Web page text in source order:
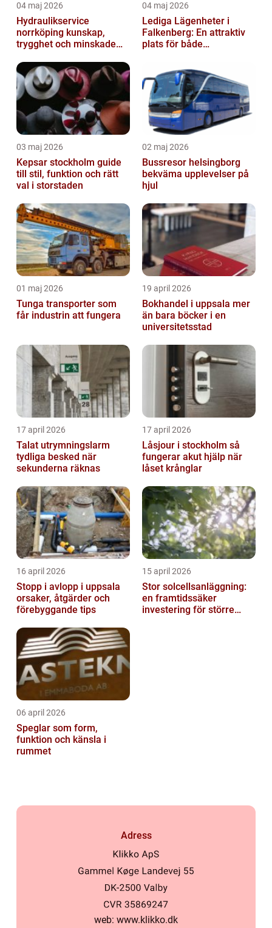
04 maj 2026
Hydraulikservice
norrköping kunskap,
trygghet och minskade
04 maj 2026
Lediga Lägenheter i
Falkenberg: En attraktiv
plats för både
semesterfirare
03 maj 2026
Kepsar stockholm guide
till stil, funktion och rätt
val i storstaden
02 maj 2026
Bussresor helsingborg
bekväma upplevelser på
hjul
01 maj 2026
Tunga transporter som
får industrin att fungera
19 april 2026
Bokhandel i uppsala mer
än bara böcker i en
universitetsstad
17 april 2026
Talat utrymningslarm
tydliga besked när
sekunderna räknas
17 april 2026
Låsjour i stockholm så
fungerar akut hjälp när
låset krånglar
16 april 2026
Stopp i avlopp i uppsala
orsaker, åtgärder och
förebyggande tips
15 april 2026
Stor solcellsanläggning:
en framtidssäker
investering för större
06 april 2026
Speglar som form,
funktion och känsla i
rummet
Adress
web: www.klikko.dk